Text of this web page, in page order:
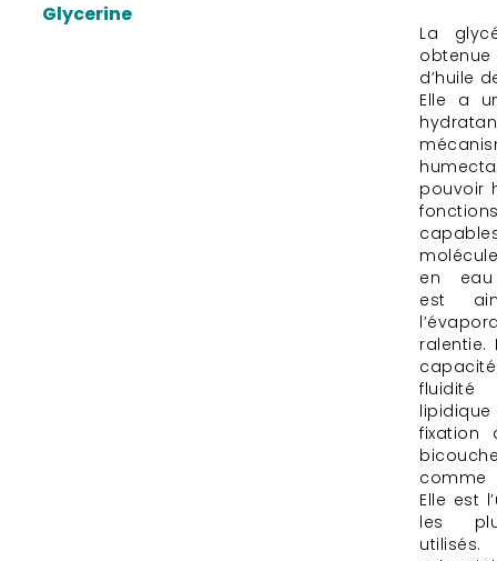
Glycerine
La
d’huile
Elle a
pouvoir
en eau
est
ralentie.
fixation
comme
Elle est
les